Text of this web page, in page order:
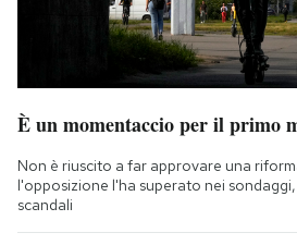
È un momentaccio per il primo
Non è riuscito a far approvare una
l'opposizione l'ha superato nei
scandali